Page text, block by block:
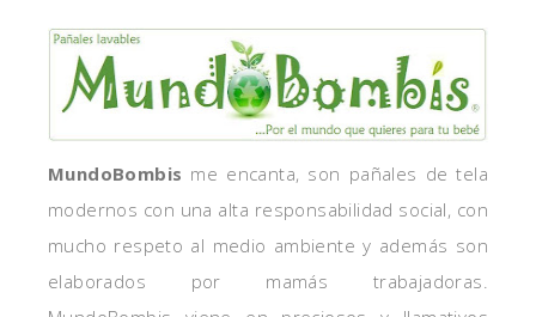
MundoBombis me encanta, son pañales de tela
modernos con una alta responsabilidad social, con
mucho respeto al medio ambiente y además son
elaborados por mamás trabajadoras.